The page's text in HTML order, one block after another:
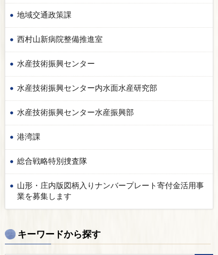
地域交通政策課
西村山新病院整備推進室
水産技術振興センター
水産技術振興センター内水面水産研究部
水産技術振興センター水産振興部
港湾課
総合戦略特別捜査隊
山形・庄内版図柄入りナンバープレート寄付金活用事
業を募集します
キーワードから探す